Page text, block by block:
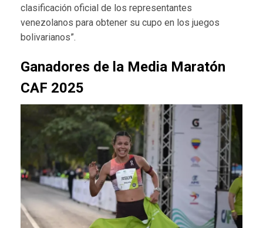
clasificación oficial de los representantes
venezolanos para obtener su cupo en los juegos
bolivarianos”.
Ganadores de la Media Maratón
CAF 2025